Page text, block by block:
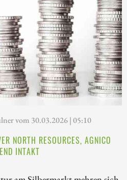
vom 30.03.2026 | 05:10
NORTH RESOURCES, AGNICO
INTAKT